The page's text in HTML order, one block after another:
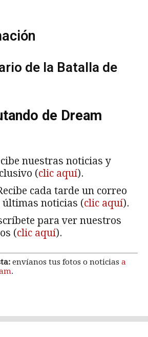
de la Batalla de
de Dream
nuestras noticias y
(clic aquí).
cada tarde un correo
últimas noticias (clic aquí).
para ver nuestros
(clic aquí).
envíanos tus fotos o noticias a
.